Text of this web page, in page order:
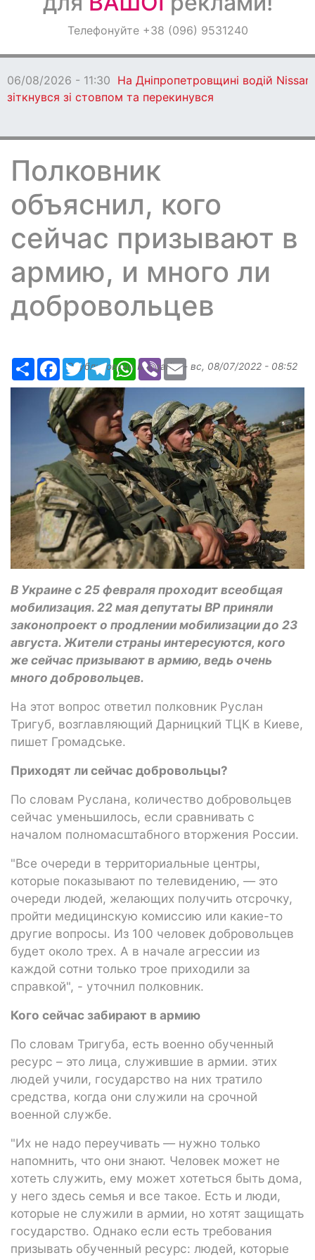
ОголошенняТелефонуйте +38 (096) 9531240
06/08/2026 - 11:30 На Дніпропетровщині водій Nissan
зіткнувся зі стовпом та перекинувся
Полковник
объяснил, кого
сейчас призывают в
армию, и много ли
добровольцев
РесурсFacebook
TwitterTelegramWhatsApp
ViberEmail
Опубликовано Margarita- вс, 08/07/2022 - 08:52
В Украине с 25 февраля проходит всеобщая
мобилизация. 22 мая депутаты ВР приняли
законопроект о продлении мобилизации до 23
августа. Жители страны интересуются, кого
же сейчас призывают в армию, ведь очень
много добровольцев.
На этот вопрос ответил полковник Руслан
Тригуб, возглавляющий Дарницкий ТЦК в Киеве,
пишет Громадське.
Приходят ли сейчас добровольцы?
По словам Руслана, количество добровольцев
сейчас уменьшилось, если сравнивать с
началом полномасштабного вторжения России.
"Все очереди в территориальные центры,
которые показывают по телевидению, — это
очереди людей, желающих получить отсрочку,
пройти медицинскую комиссию или какие-то
другие вопросы. Из 100 человек добровольцев
будет около трех. А в начале агрессии из
каждой сотни только трое приходили за
справкой", - уточнил полковник.
Кого сейчас забирают в армию
По словам Тригуба, есть военно обученный
ресурс – это лица, служившие в армии. этих
людей учили, государство на них тратило
средства, когда они служили на срочной
военной службе.
"Их не надо переучивать — нужно только
напомнить, что они знают. Человек может не
хотеть служить, ему может хотеться быть дома,
у него здесь семья и все такое. Есть и люди,
которые не служили в армии, но хотят защищать
государство. Однако если есть требования
призывать обученный ресурс: людей, которые